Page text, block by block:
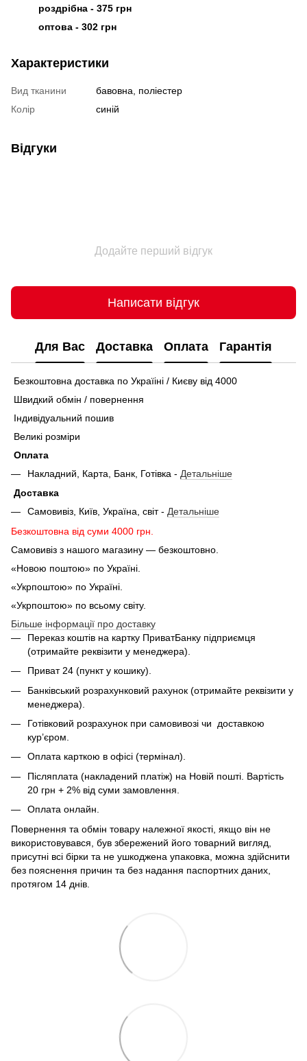
роздрібна - 375 грн
оптова - 302 грн
Характеристики
Вид тканини
бавовна, поліестер
Колір
синій
Відгуки
Додайте перший відгук
Написати відгук
Для Вас Доставка Оплата Гарантія
Безкоштовна доставка по Україіні / Києву від 4000
Швидкий обмін / повернення
Індивідуальний пошив
Великі розміри
Оплата
Накладний, Карта, Банк, Готівка - Детальніше
Доставка
Самовивіз, Київ, Україна, світ - Детальніше
Безкоштовна від суми 4000 грн.
Самовивіз з нашого магазину — безкоштовно.
«Новою поштою» по Україні.
«Укрпоштою» по Україні.
«Укрпоштою» по всьому світу.
Більше інформації про доставку
Переказ коштів на картку ПриватБанку підприємця
(отримайте реквізити у менеджера).
Приват 24 (пункт у кошику).
Банківський розрахунковий рахунок (отримайте реквізити у
менеджера).
Готівковий розрахунок при самовивозі чи доставкою
кур’єром.
Оплата карткою в офісі (термінал).
Післяплата (накладений платіж) на Новій пошті. Вартість
20 грн + 2% від суми замовлення.
Оплата онлайн.
Повернення та обмін товару належної якості, якщо він не
використовувався, був збережений його товарний вигляд,
присутні всі бірки та не ушкоджена упаковка, можна здійснити
без пояснення причин та без надання паспортних даних,
протягом 14 днів.